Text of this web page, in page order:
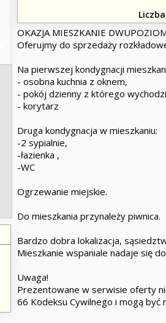
OKAZJA MIESZKANIE
Oferujmy do sprzedaży
Na pierwszej kondygnacji
- osobna kuchnia z oknem,
- pokój dzienny z którego
- korytarz
Druga kondygnacja w mieszkaniu:
-2 sypialnie,
-łazienka ,
-WC
Ogrzewanie miejskie.
Do mieszkania przynależy piwnica.
Bardzo dobra lokalizacja,
Mieszkanie wspaniale nadaje się
Uwaga!
Prezentowane w serwisie oferty
66 Kodeksu Cywilnego i mogą być